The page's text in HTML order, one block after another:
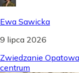
Ewa Sawicka
9 lipca 2026
Zwiedzanie
centrum